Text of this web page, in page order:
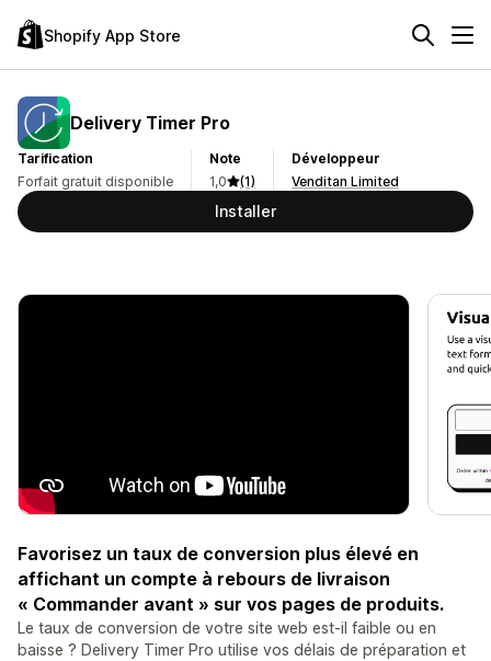
Shopify App Store
Delivery Timer Pro
Tarification
Forfait gratuit disponible
Note
1,0
(1)
Développeur
Venditan Limited
Installer
Favorisez un taux de conversion plus élevé en
affichant un compte à rebours de livraison
« Commander avant » sur vos pages de produits.
Le taux de conversion de votre site web est-il faible ou en
baisse ? Delivery Timer Pro utilise vos délais de préparation et